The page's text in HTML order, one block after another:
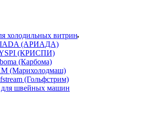
холодильных витрин
(АРИАДА)
(КРИСПИ)
(Карбома)
(Марихолодмаш)
(Гольфстрим)
для швейных машин